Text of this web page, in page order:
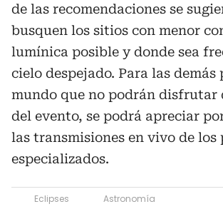
de las recomendaciones se
busquen los sitios con menor
lumínica posible y donde sea
cielo despejado. Para las demás
mundo que no podrán disfrutar
del evento, se podrá apreciar
las transmisiones en vivo de los
especializados.
Eclipses
Astronomía